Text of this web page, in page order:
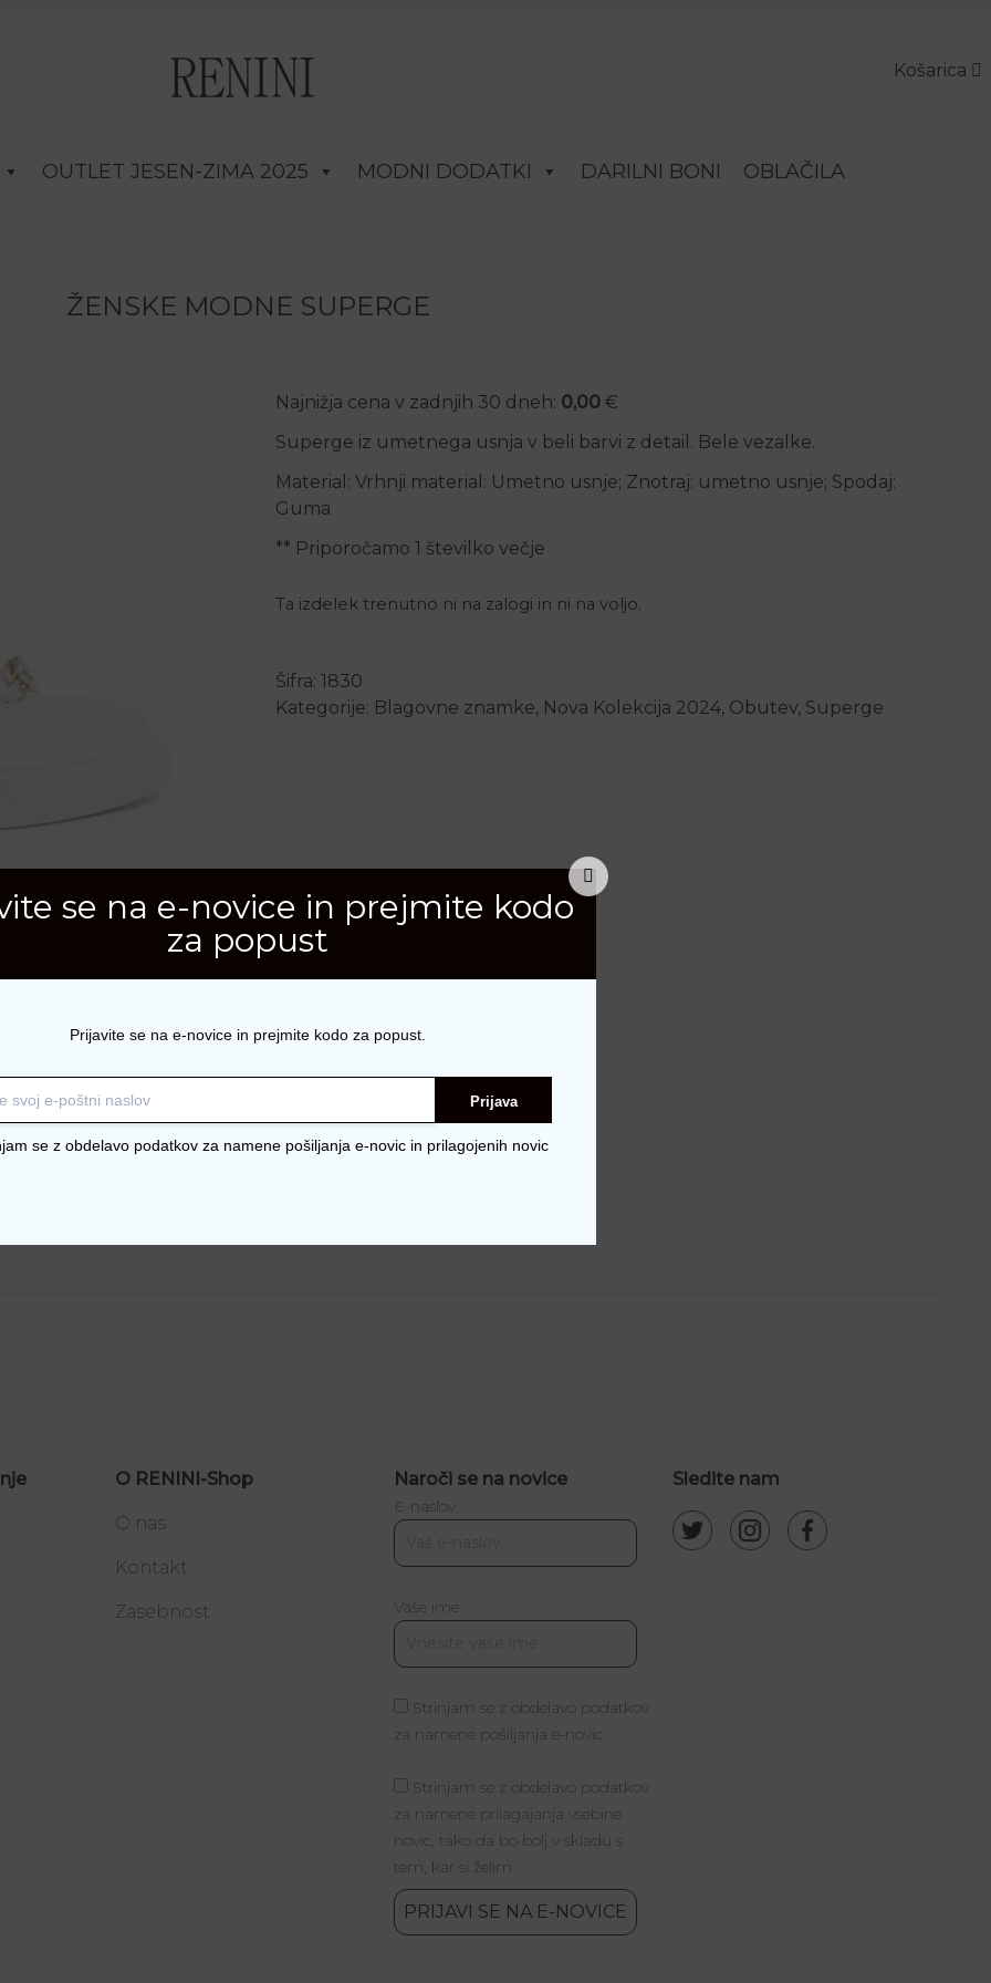
Košarica
OUTLET JESEN-ZIMA 2025 MODNI DODATKI DARILNI BONI OBLAČILA
ŽENSKE MODNE SUPERGE
Najnižja cena v zadnjih 30 dneh: 0,00 €
Superge iz umetnega usnja v beli barvi z detail. Bele vezalke.
Material: Vrhnji material: Umetno usnje; Znotraj: umetno usnje; Spodaj:
Guma
** Priporočamo 1 številko večje
Ta izdelek trenutno ni na zalogi in ni na voljo.
Šifra: 1830
Kategorije: Blagovne znamke, Nova Kolekcija 2024, Obutev, Superge
O RENINI-Shop
O nas
Kontakt
Zasebnost
Naroči se na novice
E-naslov
Vaše ime
Strinjam se z obdelavo podatkov
za namene pošiljanja e-novic
Strinjam se z obdelavo podatkov
za namene prilagajanja vsebine
novic, tako da bo bolj v skladu s
tem, kar si želim.
PRIJAVI SE NA E-NOVICE
Sledite nam
se na e-novice in prejmite kodo
za popust
Prijavite se na e-novice in prejmite kodo za popust.
Prijava
se z obdelavo podatkov za namene pošiljanja e-novic in prilagojenih novic